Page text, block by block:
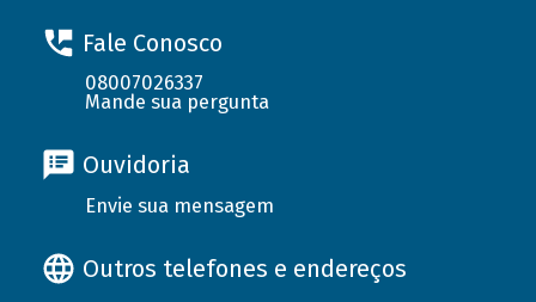
Fale Conosco
08007026337
Mande sua pergunta
Ouvidoria
Envie sua mensagem
Outros telefones e endereços